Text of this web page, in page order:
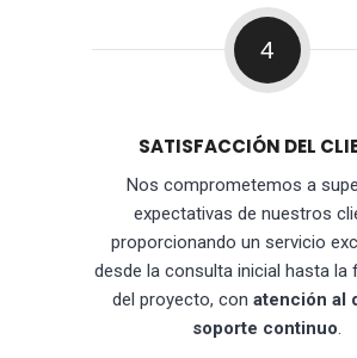
4
SATISFACCIÓN DEL
Nos comprometemos a
expectativas de nuestros
proporcionando un servicio
desde la consulta inicial hasta la
del proyecto, con atención al
soporte continuo.